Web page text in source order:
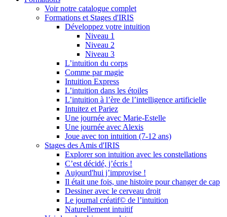
Voir notre catalogue complet
Formations et Stages d'IRIS
Développez votre intuition
Niveau 1
Niveau 2
Niveau 3
L’intuition du corps
Comme par magie
Intuition Express
L’intuition dans les étoiles
L’intuition à l’ère de l’intelligence artificielle
Intuitez et Pariez
Une journée avec Marie-Estelle
Une journée avec Alexis
Joue avec ton intuition (7-12 ans)
Stages des Amis d'IRIS
Explorer son intuition avec les constellations
C’est décidé, j’écris !
Aujourd'hui j’improvise !
Il était une fois, une histoire pour changer de cap
Dessiner avec le cerveau droit
Le journal créatif© de l’intuition
Naturellement intuitif